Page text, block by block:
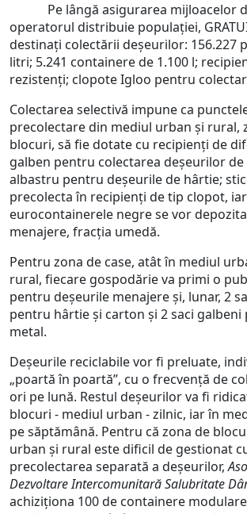
Pe lângă asigurarea mijloacelor
operatorul distribuie populației,
destinați colectării deșeurilor: 156.227
litri; 5.241 containere de 1.100 l;
rezistenți; clopote Igloo pentru
Colectarea selectivă impune ca
precolectare din mediul urban și rural,
blocuri, să fie dotate cu recipienți de
galben pentru colectarea deșeurilor de
albastru pentru deșeurile de hârtie;
precolecta în recipienți de tip clopot,
eurocontainerele negre se vor
menajere, fracția umedă.
Pentru zona de case, atât în mediul
rural, fiecare gospodărie va primi o
pentru deșeurile menajere și, lunar, 2
pentru hârtie și carton și 2 saci galbeni
metal.
Deșeurile reciclabile vor fi preluate,
„poartă în poartă”, cu o frecvență de
ori pe lună. Restul deșeurilor va fi
blocuri - mediul urban - zilnic, iar în
pe săptămână. Pentru că zona de
urban și rural este dificil de gestionat
precolectarea separată a deșeurilor,
Dezvoltare Intercomunitară Salubritate
achiziționa 100 de containere